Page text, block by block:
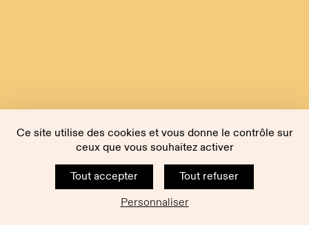
Ce site utilise des cookies et vous donne le contrôle sur
ceux que vous souhaitez activer
Tout accepter
Tout refuser
Personnaliser